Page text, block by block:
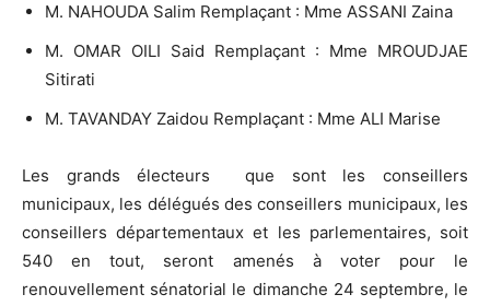
M. NAHOUDA Salim Remplaçant : Mme ASSANI Zaina
M. OMAR OILI Said Remplaçant : Mme MROUDJAE
Sitirati
M. TAVANDAY Zaidou Remplaçant : Mme ALI Marise
Les grands électeurs que sont les conseillers
municipaux, les délégués des conseillers municipaux, les
conseillers départementaux et les parlementaires, soit
540 en tout, seront amenés à voter pour le
renouvellement sénatorial le dimanche 24 septembre, le